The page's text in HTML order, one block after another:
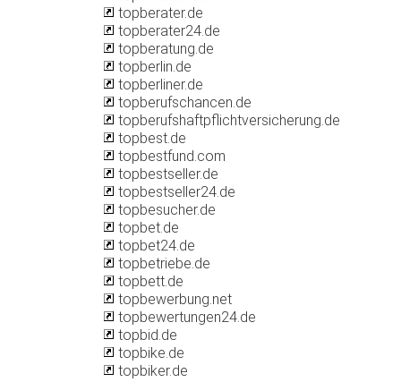
topberater.de
topberater24.de
topberatung.de
topberlin.de
topberliner.de
topberufschancen.de
topberufshaftpflichtversicherung.de
topbest.de
topbestfund.com
topbestseller.de
topbestseller24.de
topbesucher.de
topbet.de
topbet24.de
topbetriebe.de
topbett.de
topbewerbung.net
topbewertungen24.de
topbid.de
topbike.de
topbiker.de